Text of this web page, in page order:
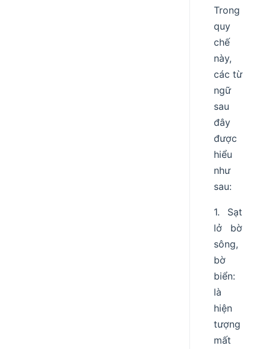
Trong
quy
chế
này,
các từ
ngữ
sau
đây
được
hiểu
như
sau:
1. Sạt
lở bờ
sông,
bờ
biển:
là
hiện
tượng
mất